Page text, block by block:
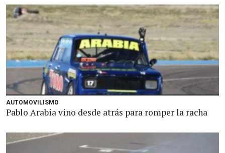
AUTOMOVILISMO
Pablo Arabia vino desde atrás para romper la racha